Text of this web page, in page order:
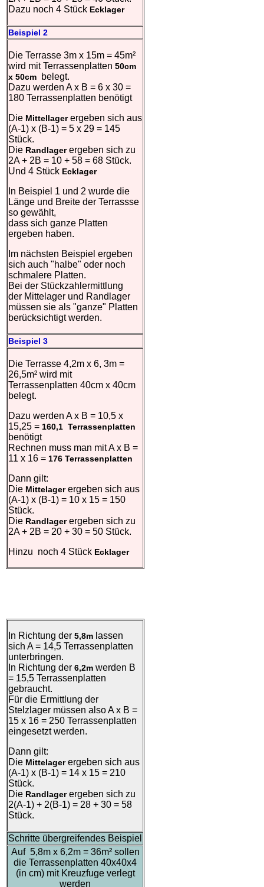
Dazu noch 4 Stück Ecklager
Beispiel 2
Die Terrasse 3m x 15m = 45m²
wird mit Terrassenplatten 50cm
x 50cm belegt.
Dazu werden A x B = 6 x 30 =
180 Terrassenplatten benötigt
Die Mittellagerergeben sich aus
(A-1) x (B-1) = 5 x 29 = 145
Stück.
Die Randlagerergeben sich zu
2A + 2B = 10 + 58 = 68 Stück.
Und 4 Stück Ecklager
In Beispiel 1 und 2 wurde die
Länge und Breite der Terrassse
so gewählt,
dass sich ganze Platten
ergeben haben.
Im nächsten Beispiel ergeben
sich auch "halbe" oder noch
schmalere Platten.
Bei der Stückzahlermittlung
der Mittelager und Randlager
müssen sie als "ganze" Platten
berücksichtigt werden.
Beispiel 3
Die Terrasse 4,2m x 6, 3m =
26,5m² wird mit
Terrassenplatten 40cm x 40cm
belegt.
Dazu werden A x B = 10,5 x
15,25 = 160,1 Terrassenplatten
benötigt
Rechnen muss man mit A x B =
11 x 16 = 176 Terrassenplatten
Dann gilt:
Die Mittelagerergeben sich aus
(A-1) x (B-1) = 10 x 15 = 150
Stück.
Die Randlagerergeben sich zu
2A + 2B = 20 + 30 = 50 Stück.
Hinzu noch 4 Stück Ecklager
In Richtung der 5,8m lassen
sich A = 14,5 Terrassenplatten
unterbringen.
In Richtung der 6,2m werden B
= 15,5 Terrassenplatten
gebraucht.
Für die Ermittlung der
Stelzlager müssen also A x B =
15 x 16 = 250 Terrassenplatten
eingesetzt werden.
Dann gilt:
Die Mittelagerergeben sich aus
(A-1) x (B-1) = 14 x 15 = 210
Stück.
Die Randlagerergeben sich zu
2(A-1) + 2(B-1) = 28 + 30 = 58
Stück.
Schritte übergreifendes Beispiel
Auf 5,8m x 6,2m = 36m² sollen
die Terrassenplatten 40x40x4
(in cm) mit Kreuzfuge verlegt
werden